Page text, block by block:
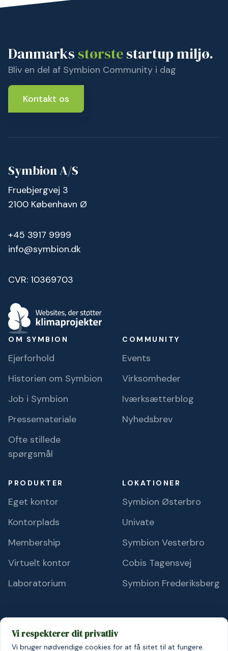
Danmarks størstestartup miljø.
Bliv en del af Symbion Community i dag
Kontakt os
Symbion A/S
Fruebjergvej 3
2100 København Ø
+45 3917 9999
info@symbion.dk
CVR: 10369703
OM SYMBION
Ejerforhold
Historien om Symbion
Job i Symbion
Pressemateriale
Ofte stillede
spørgsmål
COMMUNITY
Events
Virksomheder
Iværksætterblog
Nyhedsbrev
PRODUKTER
Eget kontor
Kontorplads
Membership
Virtuelt kontor
Laboratorium
LOKATIONER
Symbion Østerbro
Univate
Symbion Vesterbro
Cobis Tagensvej
Symbion Frederiksberg
Vi respekterer dit privatliv
Vi bruger nødvendige cookies for at få sitet til at fungere.